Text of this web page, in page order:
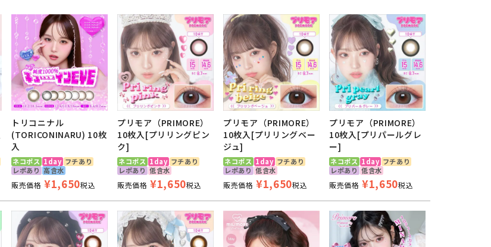
トリコニナル
(TORICONINARU) 10枚
入
ネコポス 1day フチあり
レポあり 高含水
販売価格 ¥1,650税込
プリモア（PRIMORE）
10枚入[プリリングピン
ク]
ネコポス 1day フチあり
レポあり 低含水
販売価格 ¥1,650税込
プリモア（PRIMORE）
10枚入[プリリングベー
ジュ]
ネコポス 1day フチあり
レポあり 低含水
販売価格 ¥1,650税込
プリモア（PRIMORE）
10枚入[プリパールグレ
ー]
ネコポス 1day フチあり
レポあり 低含水
販売価格 ¥1,650税込